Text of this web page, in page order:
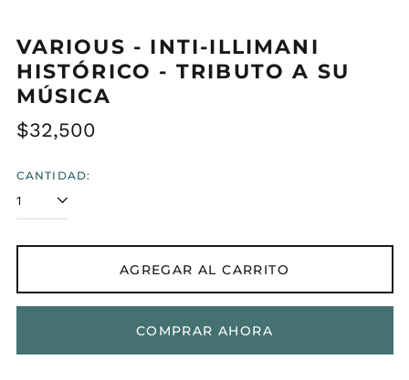
VARIOUS - INTI-ILLIMANI
HISTÓRICO - TRIBUTO A SU
MÚSICA
Precio
$32,500
CANTIDAD:
AGREGAR AL CARRITO
COMPRAR AHORA